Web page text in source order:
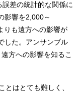
差の統計的な関係に
影響を2,000～
りも遠方への影響が
した。アンサンブル
方への影響を知るこ
とはとても難しく、